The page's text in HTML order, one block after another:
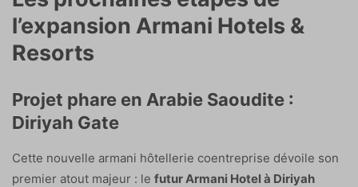
l’expansion Armani Hotels &
Resorts
Projet phare en Arabie Saoudite :
Diriyah Gate
Cette nouvelle armani hôtellerie coentreprise dévoile son
premier atout majeur : le futur Armani Hotel à Diriyah